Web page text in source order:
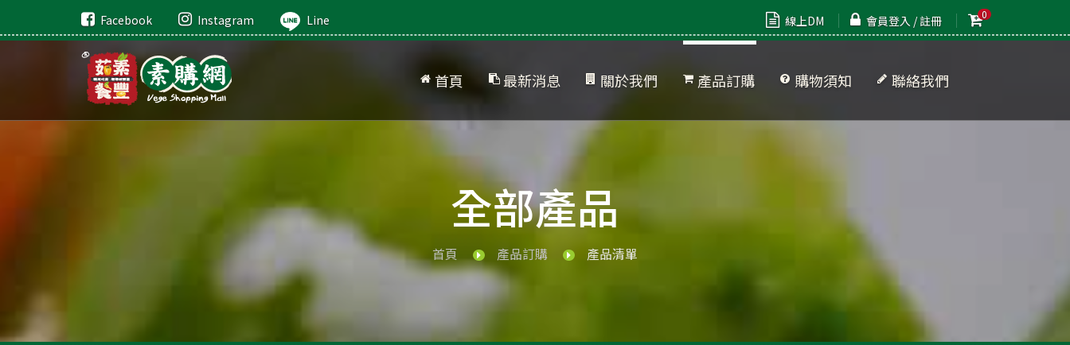
Facebook Instagram Line 線上DM 會員登入 / 註冊 0
首頁 最新消息 關於我們
公司簡介
網站地圖
產品訂購 購物須知 聯絡我們
全部產品
首頁 產品訂購 產品清單